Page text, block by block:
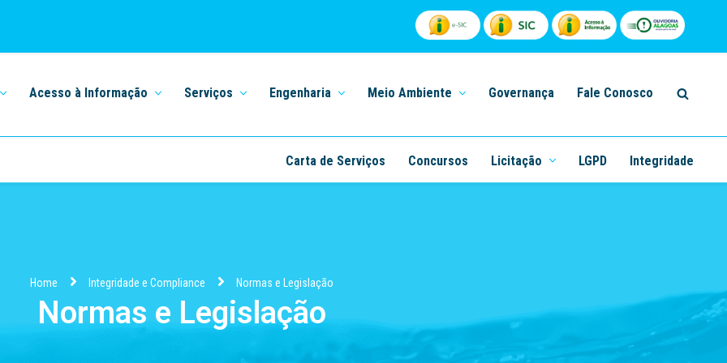
Acesso à Informação Serviços Engenharia Meio Ambiente Governança Fale Conosco
Carta de Serviços Concursos Licitação LGPD Integridade
Home Integridade e Compliance Normas e Legislação
Normas e Legislação